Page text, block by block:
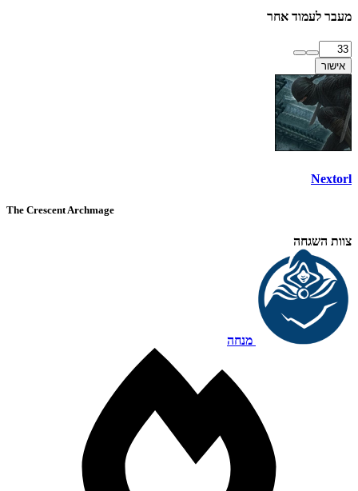
מעבר לעמוד אחר
אישור
Nextorl
The Crescent Archmage
צוות השגחה
מנחה